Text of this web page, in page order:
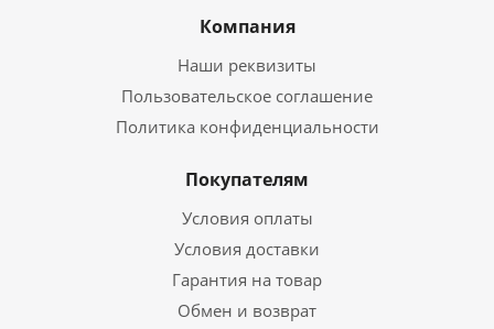
Компания
Наши реквизиты
Пользовательское соглашение
Политика конфиденциальности
Покупателям
Условия оплаты
Условия доставки
Гарантия на товар
Обмен и возврат